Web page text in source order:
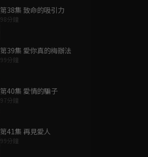
第38集 致命的吸引力
98分鐘
第39集 愛你真的梅辦法
99分鐘
第40集 愛情的騙子
97分鐘
第41集 再見愛人
99分鐘